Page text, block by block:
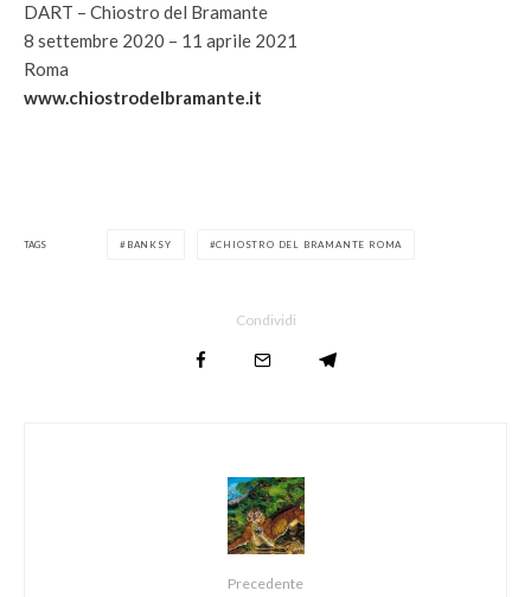
DART – Chiostro del Bramante
8 settembre 2020 – 11 aprile 2021
Roma
www.chiostrodelbramante.it
TAGS BANKSY CHIOSTRO DEL BRAMANTE ROMA
Condividi
Precedente